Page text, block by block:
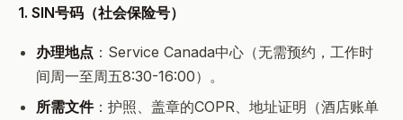
1. SIN号码（社会保险号）
办理地点 ：Service Canada中心（无需预约，工作时
间周一至周五8:30-16:00）。
所需文件：护照、盖章的COPR、地址证明（酒店账单